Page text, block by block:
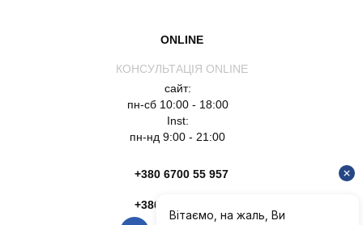
ONLINE
КОНСУЛЬТАЦІЯ ONLINE
сайт:
пн-сб 10:00 - 18:00
Inst:
пн-нд 9:00 - 21:00
+380 6700 55 957
+380 6754 51 135